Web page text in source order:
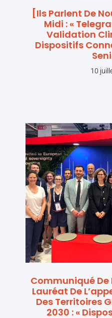
[Ils Parlent De
Midi : «
Validation
Dispositifs
10
Communiqué De
Lauréat De
Des Territoires
2030 : «